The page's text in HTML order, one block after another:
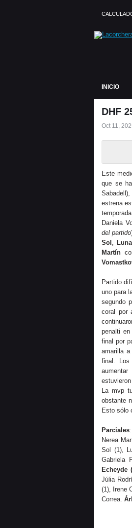
INICIO
DHF
Oct 11,
Este
que se
estrena
Daniela
del partido
Sol ,
Martín
Partido
uno para
segundo
coral por
penalti
final por
amarilla
final. Los
La mvp
obstante
Esto sólo
Parciales:
Nerea
Sol (1),
Gabriela
Echeyde
Júlia
(1), Irene
Correa.